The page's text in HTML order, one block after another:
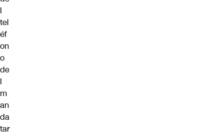
l
tel
éf
on
o
de
l
m
an
da
tar